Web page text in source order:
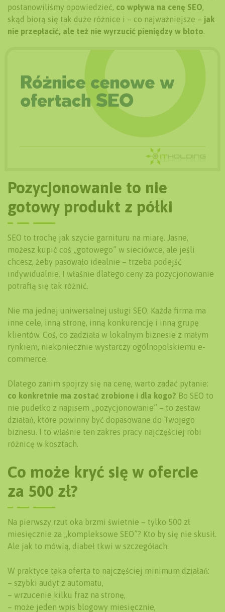
postanowiliśmy opowiedzieć, co wpływa na cenę SEO,
skąd biorą się tak duże różnice i – co najważniejsze – jak
nie przepłacić, ale też nie wyrzucić pieniędzy w błoto.
Pozycjonowanie to nie
gotowy produkt z półki
SEO to trochę jak szycie garnituru na miarę. Jasne,
możesz kupić coś „gotowego” w sieciówce, ale jeśli
chcesz, żeby pasowało idealnie – trzeba podejść
indywidualnie. I właśnie dlatego ceny za pozycjonowanie
potrafią się tak różnić.
Nie ma jednej uniwersalnej usługi SEO. Każda firma ma
inne cele, inną stronę, inną konkurencję i inną grupę
klientów. Coś, co zadziała w lokalnym biznesie z małym
rynkiem, niekoniecznie wystarczy ogólnopolskiemu e-
commerce.
Dlatego zanim spojrzy się na cenę, warto zadać pytanie:
co konkretnie ma zostać zrobione i dla kogo? Bo SEO to
nie pudełko z napisem „pozycjonowanie” – to zestaw
działań, które powinny być dopasowane do Twojego
biznesu. I to właśnie ten zakres pracy najczęściej robi
różnicę w kosztach.
Co może kryć się w ofercie
za 500 zł?
Na pierwszy rzut oka brzmi świetnie – tylko 500 zł
miesięcznie za „kompleksowe SEO”? Kto by się nie skusił.
Ale jak to mówią, diabeł tkwi w szczegółach.
W praktyce taka oferta to najczęściej minimum działań:
– szybki audyt z automatu,
– wrzucenie kilku fraz na stronę,
– może jeden wpis blogowy miesięcznie,